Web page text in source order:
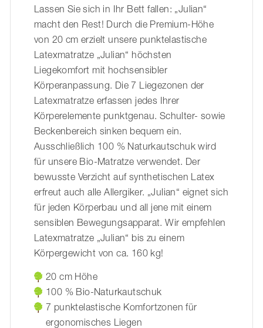
Lassen Sie sich in Ihr Bett fallen: „Julian“
macht den Rest! Durch die Premium-Höhe
von 20 cm erzielt unsere punktelastische
Latexmatratze „Julian“ höchsten
Liegekomfort mit hochsensibler
Körperanpassung. Die 7 Liegezonen der
Latexmatratze erfassen jedes Ihrer
Körperelemente punktgenau. Schulter- sowie
Beckenbereich sinken bequem ein.
Ausschließlich 100 % Naturkautschuk wird
für unsere Bio-Matratze verwendet. Der
bewusste Verzicht auf synthetischen Latex
erfreut auch alle Allergiker. „Julian“ eignet sich
für jeden Körperbau und all jene mit einem
sensiblen Bewegungsapparat. Wir empfehlen
Latexmatratze „Julian“ bis zu einem
Körpergewicht von ca. 160 kg!
20 cm Höhe
100 % Bio-Naturkautschuk
7 punktelastische Komfortzonen für
ergonomisches Liegen